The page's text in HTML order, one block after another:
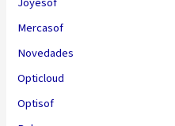
Mercasof
Novedades
Opticloud
Optisof